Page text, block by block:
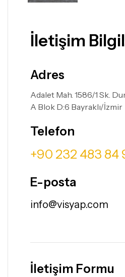
İletişim
Adres
Adalet Mah. 1586/1 Sk.
A Blok D:6 Bayraklı/İzmir
Telefon
+90 232 483 84
E-posta
info@visyap.com
İletişim Formu